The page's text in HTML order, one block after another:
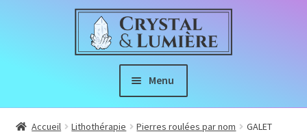
Menu
Accueil Lithothérapie Pierres roulées par nom
GALET